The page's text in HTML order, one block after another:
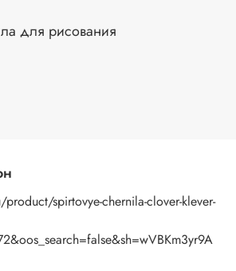
для рисования
spirtovye-chernila-clover-klever-